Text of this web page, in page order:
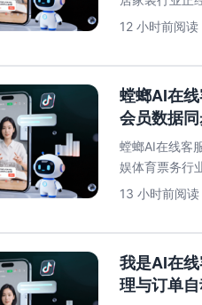
红书收藏家居
12 小时前阅读
螳螂AI在
会员数据
螳螂AI在线客
娱体育票务行
大战、热门剧
13 小时前阅
我是AI在
理与订单